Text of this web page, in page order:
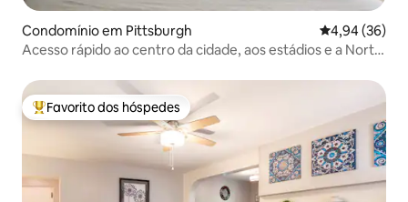
Condomínio em Pittsburgh Classificação
4,94 (36)
Acesso rápido ao centro da cidade, aos estádios e a North
Favoritos dos hóspedes mais apreciados
Favorito dos hóspedes